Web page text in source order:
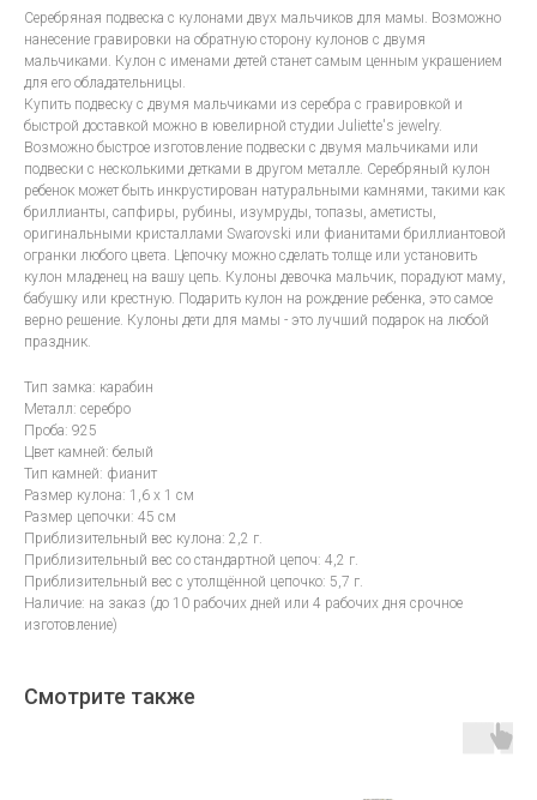
Серебряная подвеска с кулонами двух мальчиков для мамы. Возможно
нанесение гравировки на обратную сторону кулонов с двумя
мальчиками. Кулон с именами детей станет самым ценным украшением
для его обладательницы.
Купить подвеску с двумя мальчиками из серебра с гравировкой и
быстрой доставкой можно в ювелирной студии Juliette's jewelry.
Возможно быстрое изготовление подвески с двумя мальчиками или
подвески с несколькими детками в другом металле. Серебряный кулон
ребенок может быть инкрустирован натуральными камнями, такими как
бриллианты, сапфиры, рубины, изумруды, топазы, аметисты,
оригинальными кристаллами Swarovski или фианитами бриллиантовой
огранки любого цвета. Цепочку можно сделать толще или установить
кулон младенец на вашу цепь. Кулоны девочка мальчик, порадуют маму,
бабушку или крестную. Подарить кулон на рождение ребенка, это самое
верно решение. Кулоны дети для мамы - это лучший подарок на любой
праздник.
Тип замка: карабин
Металл: серебро
Проба: 925
Цвет камней: белый
Тип камней: фианит
Размер кулона: 1,6 х 1 см
Размер цепочки: 45 см
Приблизительный вес кулона: 2,2 г.
Приблизительный вес со стандартной цепоч: 4,2 г.
Приблизительный вес с утолщённой цепочко: 5,7 г.
Наличие: на заказ (до 10 рабочих дней или 4 рабочих дня срочное
изготовление)
Смотрите также